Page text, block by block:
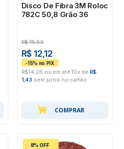
Disco De Fibra 3M Roloc
782C 50,8 Grão 36
R$ 15,53
R$ 12,12
R$14,26 ou em até 10x de R$
1,43 sem juros no cartão
COMPRAR
8% OFF